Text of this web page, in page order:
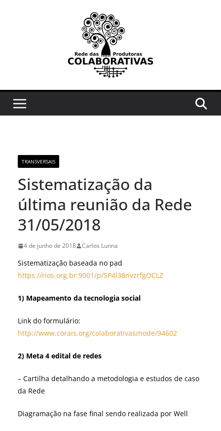
TRANSVERSAIS
Sistematização da
última reunião da Rede
31/05/2018
4 de junho de 2018 Carlos Lunna
Sistematização baseada no pad
https://rios.org.br:9001/p/SP4l38nvzrfgOCLZ
1) Mapeamento da tecnologia social
Link do formulário:
http://www.corais.org/colaborativas/node/94602
2) Meta 4 edital de redes
– Cartilha detalhando a metodologia e estudos de caso
da Rede
Diagramação na fase final sendo realizada por Well